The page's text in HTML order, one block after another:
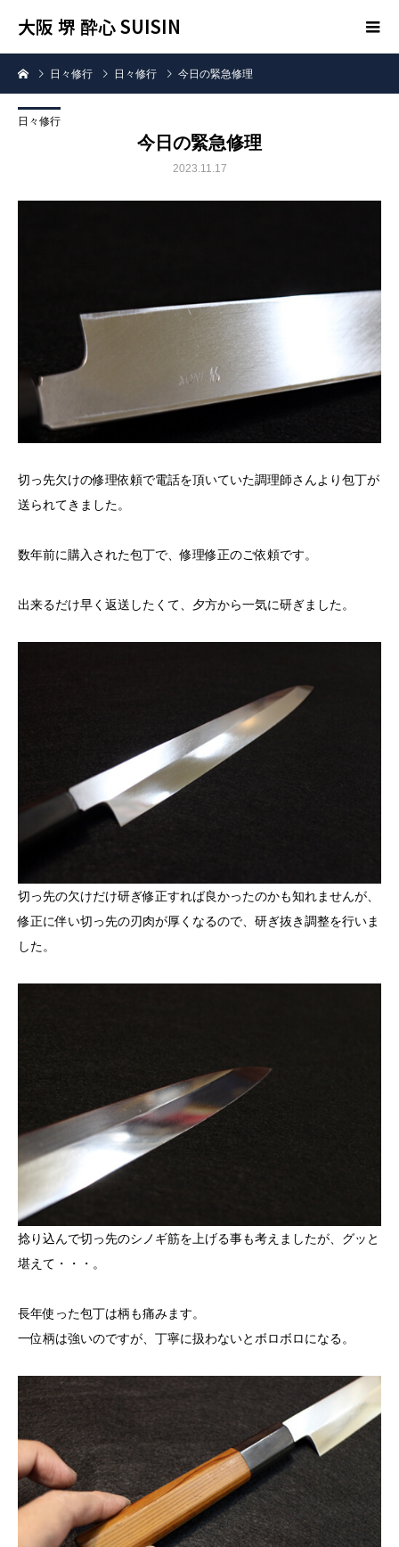
大阪 堺 酔心 SUISIN
日々修行 日々修行 今日の緊急修理
日々修行
今日の緊急修理
2023.11.17
切っ先欠けの修理依頼で電話を頂いていた調理師さんより包丁が
送られてきました。
数年前に購入された包丁で、修理修正のご依頼です。
出来るだけ早く返送したくて、夕方から一気に研ぎました。
切っ先の欠けだけ研ぎ修正すれば良かったのかも知れませんが、
修正に伴い切っ先の刃肉が厚くなるので、研ぎ抜き調整を行いま
した。
捻り込んで切っ先のシノギ筋を上げる事も考えましたが、グッと
堪えて・・・。
長年使った包丁は柄も痛みます。
一位柄は強いのですが、丁寧に扱わないとボロボロになる。